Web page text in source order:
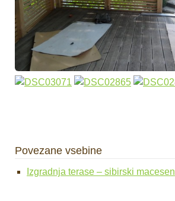
Povezane vsebine
Izgradnja terase – sibirski macesen